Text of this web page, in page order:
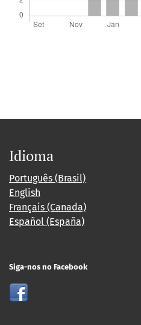
Idioma
Português (Brasil)
English
Français (Canada)
Español (España)
Siga-nos no Facebook